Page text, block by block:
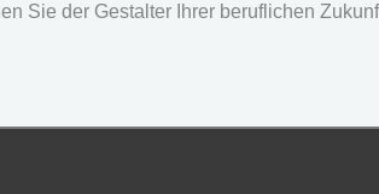
Sie der Gestalter Ihrer beruflichen